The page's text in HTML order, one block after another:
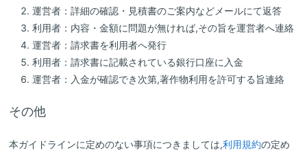
運営者：詳細の確認・見積書のご案内などメールにて返答
利用者：内容・金額に問題が無ければ,その旨を運営者へ連絡
運営者：請求書を利用者へ発行
利用者：請求書に記載されている銀行口座に入金
運営者：入金が確認でき次第,著作物利用を許可する旨連絡
その他
本ガイドラインに定めのない事項につきましては,利用規約の定め